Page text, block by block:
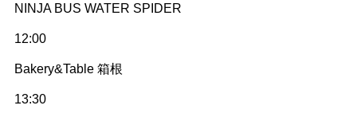
NINJA BUS WATER SPIDER
12:00
Bakery&Table 箱根
13:30